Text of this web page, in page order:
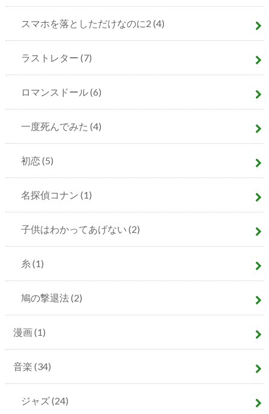
スマホを落としただけなのに2 (4)
ラストレター (7)
ロマンスドール(6)
一度死んでみた (4)
初恋(5)
名探偵コナン (1)
子供はわかってあげない (2)
糸 (1)
鳩の撃退法(2)
漫画(1)
音楽 (34)
ジャズ(24)